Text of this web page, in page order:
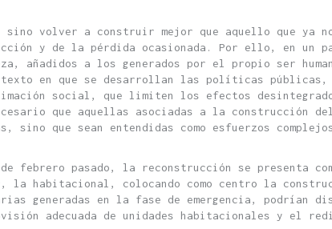
volver a construir mejor que aquello que ya
y de la pérdida ocasionada. Por ello, en un
añadidos a los generados por el propio ser
en que se desarrollan las políticas públicas,
social, que limiten los efectos
que aquellas asociadas a la construcción
sino que sean entendidas como esfuerzos
febrero pasado, la reconstrucción se presenta
colocando como centro la
en la fase de emergencia, podrían
adecuada de unidades habitacionales y el